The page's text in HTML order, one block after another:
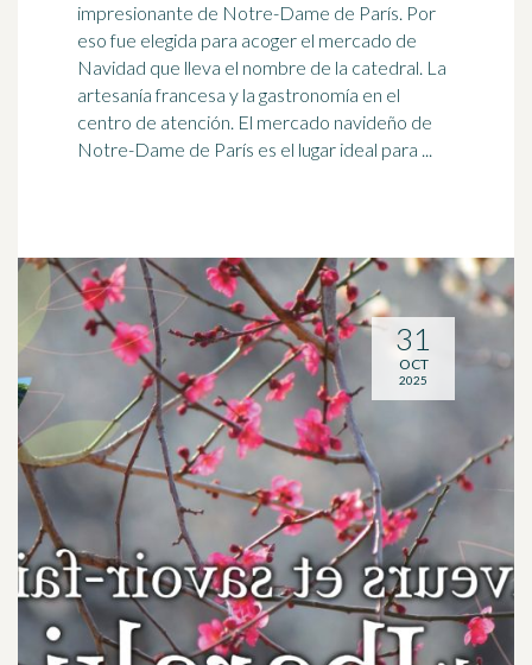
impresionante de Notre-Dame de París. Por
eso fue elegida para acoger el mercado de
Navidad que lleva el nombre de la catedral. La
artesaníafrancesa y la gastronomía en el
centro de atención. El mercado navideño de
Notre-Dame de París es el lugar ideal para ...
31
OCT
2025